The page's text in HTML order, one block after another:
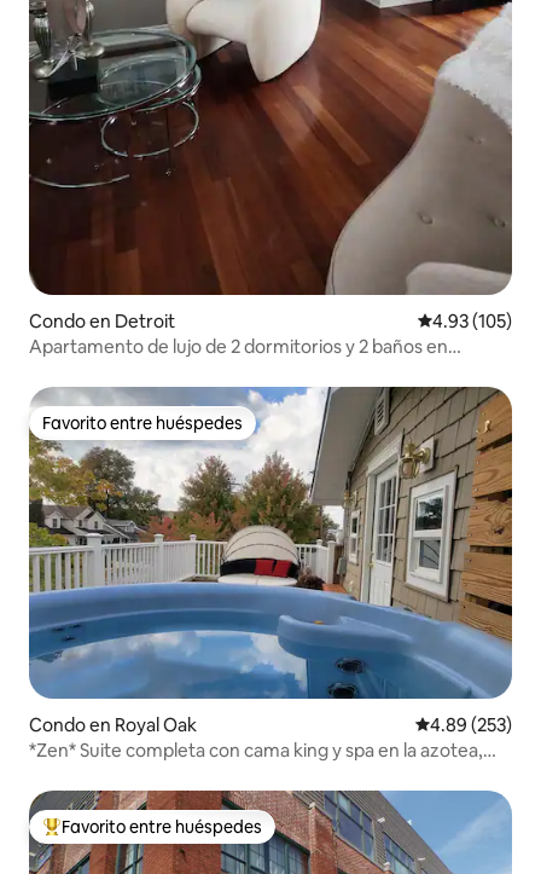
Condo en Detroit Calificación
4.93 (105)
Apartamento de lujo de 2 dormitorios y 2 baños en
Favorito entre huéspedes
Favorito entre huéspedes
Condo en Royal Oak Calificación
4.89 (253)
*Zen* Suite completa con cama king y spa en la azotea,
Favorito entre huéspedes preferido
Favorito entre huéspedes